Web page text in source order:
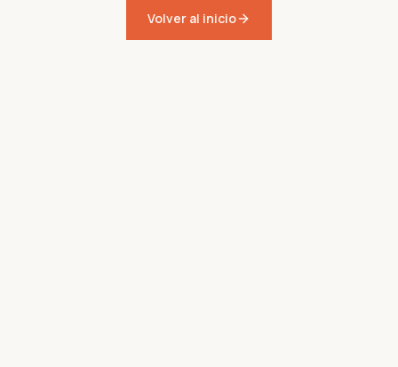
Volver al inicio